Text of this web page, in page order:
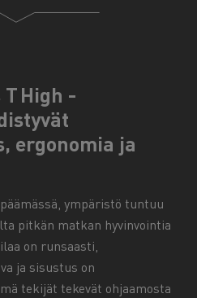
High -
ergonomia ja
ympäristö tuntuu
pitkän matkan hyvinvointia
on runsaasti,
ja sisustus on
tekijät tekevät ohjaamosta